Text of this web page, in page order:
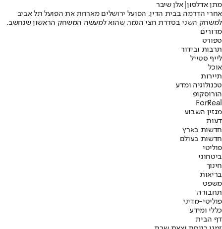
מתן אדלסון|אלן שיבר
אחרי הדרמה בבית הדין, הפועל ירושלים מארחת את הפועל תל אביב
למשחק השני בסדרת חצי הגמר, שהוא למעשה המשחק הראשון שנחשב.
מדורים
ספורט
תרבות ובידור
לייף סטייל
אוכל
תיירות
טכנולוגיה ומדע
הורוסקופ
ForReal
מגזין השבוע
דעות
חדשות בארץ
חדשות בעולם
פוליטי
ביטחוני
חינוך
בריאות
משפט
תחבורה
פוליטי-מדיני
כללי ומידע
דף הבית